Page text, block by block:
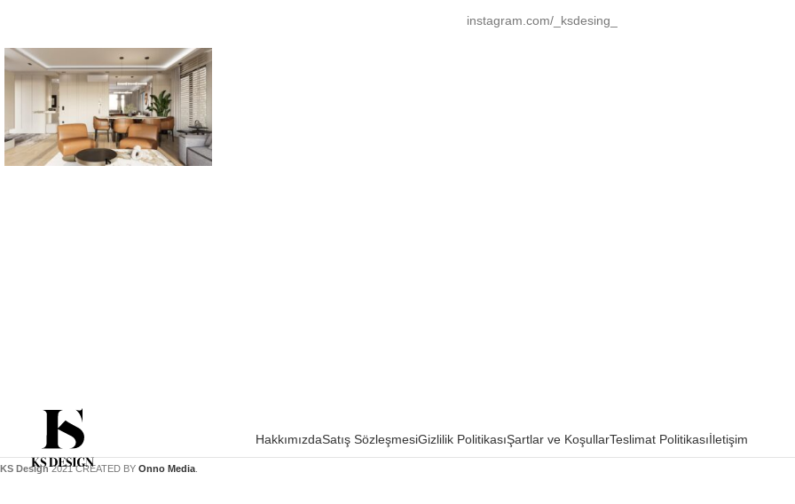
instagram.com/_ksdesing_
HakkımızdaSatış SözleşmesiGizlilik PolitikasıŞartlar ve KoşullarTeslimat Politikasıİletişim
KS Design 2021 CREATED BY Onno Media